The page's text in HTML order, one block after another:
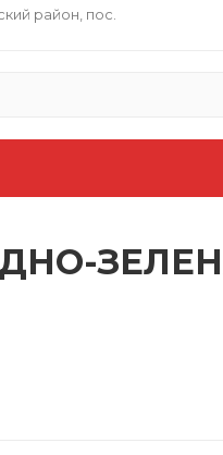
район, пос.